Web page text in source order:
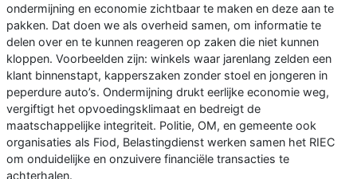
ondermijning en economie zichtbaar te maken en deze aan te
pakken. Dat doen we als overheid samen, om informatie te
delen over en te kunnen reageren op zaken die niet kunnen
kloppen. Voorbeelden zijn: winkels waar jarenlang zelden een
klant binnenstapt, kapperszaken zonder stoel en jongeren in
peperdure auto’s. Ondermijning drukt eerlijke economie weg,
vergiftigt het opvoedingsklimaat en bedreigt de
maatschappelijke integriteit. Politie, OM, en gemeente ook
organisaties als Fiod, Belastingdienst werken samen het RIEC
om onduidelijke en onzuivere financiële transacties te
achterhalen.